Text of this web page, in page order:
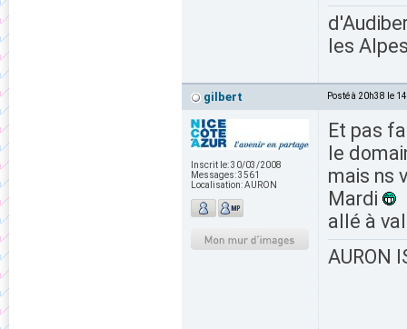
les
gilbert Posté à 20h38 le
Inscrit le:30/03/2008
Messages:3561
Localisation:AURON
Et pas
le
mais ns
Mardi
allé à
AURON